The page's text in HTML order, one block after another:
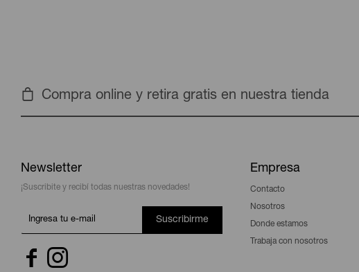
Compra online y retira gratis en nuestra tienda
Newsletter
¡Suscribite y recibí todas nuestras novedades!
Suscribirme
 
Empresa
Contacto
Nosotros
Donde estamos
Trabaja con nosotros